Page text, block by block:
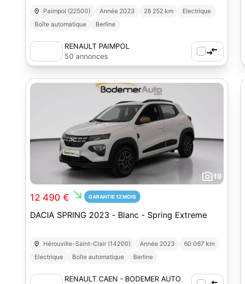
Paimpol (22500) Année 2023 28 252 km
Electrique
Boîte automatique
Berline
RENAULT PAIMPOL
50 annonces
19
12 490 € south_east GARANTIE 12 MOIS
DACIA SPRING 2023 - Blanc - Spring Extreme
Hérouville-Saint-Clair (14200) Année 2023
60 067 km
Electrique
Boîte automatique Berline
RENAULT CAEN - BODEMER AUTO